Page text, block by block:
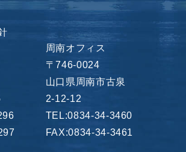
周南オフィス
〒746-0024
山口県周南市古泉
2-12-12
TEL:0834-34-3460
FAX:0834-34-3461